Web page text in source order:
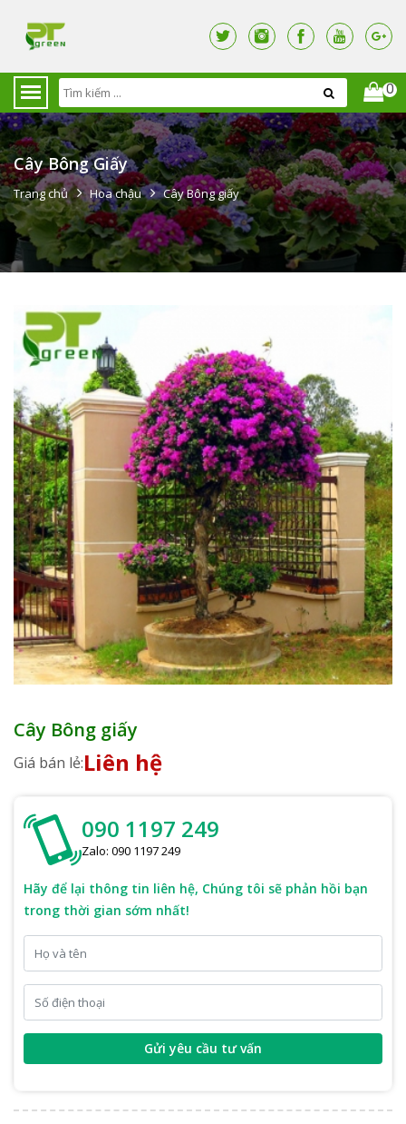
0
Cây Bông Giấy
Trang chủ Hoa chậu Cây Bông giấy
Cây Bông giấy
Giá bán lẻ:Liên hệ
090 1197 249
Zalo: 090 1197 249
Hãy để lại thông tin liên hệ, Chúng tôi sẽ phản hồi bạn
trong thời gian sớm nhất!
Gửi yêu cầu tư vấn